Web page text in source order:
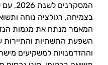
בצמיחה, רגולציה נוחה
המאמר מנתח את מגמות
השפעת התשתיות והתיירות
וההזדמנויות למשקיעים